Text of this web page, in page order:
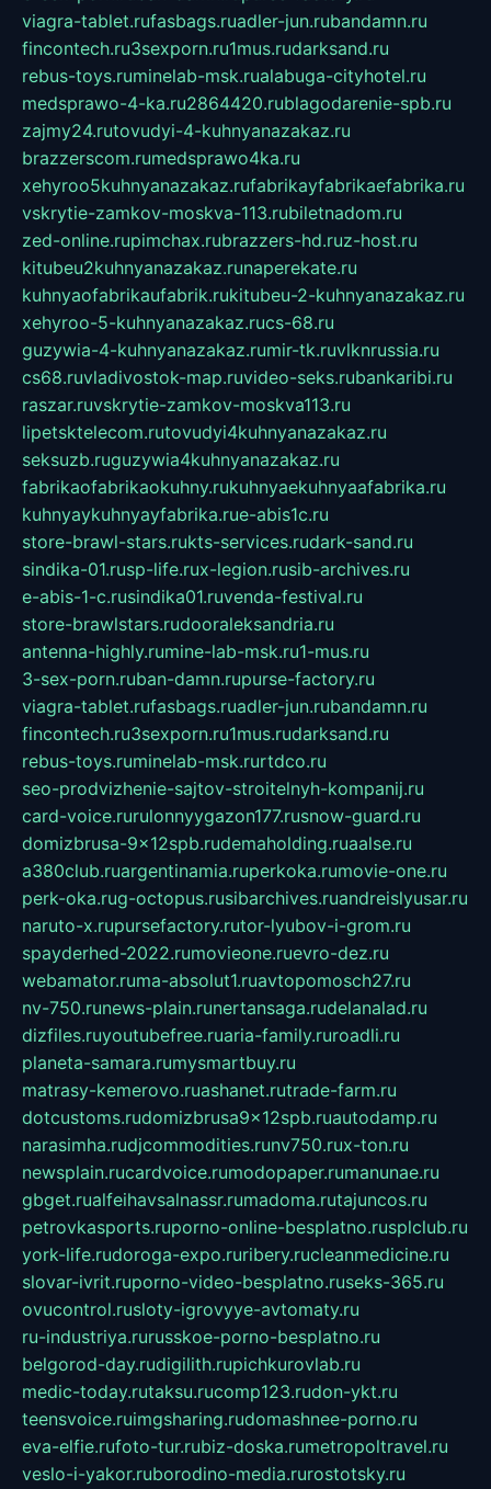
viagra-tablet.rufasbags.ruadler-jun.rubandamn.ru
fincontech.ru3sexporn.ru1mus.rudarksand.ru
rebus-toys.ruminelab-msk.rualabuga-cityhotel.ru
medsprawo-4-ka.ru2864420.rublagodarenie-spb.ru
zajmy24.rutovudyi-4-kuhnyanazakaz.ru
brazzerscom.rumedsprawo4ka.ru
xehyroo5kuhnyanazakaz.rufabrikayfabrikaefabrika.ru
vskrytie-zamkov-moskva-113.rubiletnadom.ru
zed-online.rupimchax.rubrazzers-hd.ruz-host.ru
kitubeu2kuhnyanazakaz.runaperekate.ru
kuhnyaofabrikaufabrik.rukitubeu-2-kuhnyanazakaz.ru
xehyroo-5-kuhnyanazakaz.rucs-68.ru
guzywia-4-kuhnyanazakaz.rumir-tk.ruvlknrussia.ru
cs68.ruvladivostok-map.ruvideo-seks.rubankaribi.ru
raszar.ruvskrytie-zamkov-moskva113.ru
lipetsktelecom.rutovudyi4kuhnyanazakaz.ru
seksuzb.ruguzywia4kuhnyanazakaz.ru
fabrikaofabrikaokuhny.rukuhnyaekuhnyaafabrika.ru
kuhnyaykuhnyayfabrika.rue-abis1c.ru
store-brawl-stars.rukts-services.rudark-sand.ru
sindika-01.rusp-life.rux-legion.rusib-archives.ru
e-abis-1-c.rusindika01.ruvenda-festival.ru
store-brawlstars.rudooraleksandria.ru
antenna-highly.rumine-lab-msk.ru1-mus.ru
3-sex-porn.ruban-damn.rupurse-factory.ru
viagra-tablet.rufasbags.ruadler-jun.rubandamn.ru
fincontech.ru3sexporn.ru1mus.rudarksand.ru
rebus-toys.ruminelab-msk.rurtdco.ru
seo-prodvizhenie-sajtov-stroitelnyh-kompanij.ru
card-voice.rurulonnyygazon177.rusnow-guard.ru
domizbrusa-9x12spb.rudemaholding.ruaalse.ru
a380club.ruargentinamia.ruperkoka.rumovie-one.ru
perk-oka.rug-octopus.rusibarchives.ruandreislyusar.ru
naruto-x.rupursefactory.rutor-lyubov-i-grom.ru
spayderhed-2022.rumovieone.ruevro-dez.ru
webamator.ruma-absolut1.ruavtopomosch27.ru
nv-750.runews-plain.runertansaga.rudelanalad.ru
dizfiles.ruyoutubefree.ruaria-family.ruroadli.ru
planeta-samara.rumysmartbuy.ru
matrasy-kemerovo.ruashanet.rutrade-farm.ru
dotcustoms.rudomizbrusa9x12spb.ruautodamp.ru
narasimha.rudjcommodities.runv750.rux-ton.ru
newsplain.rucardvoice.rumodopaper.rumanunae.ru
gbget.rualfeihavsalnassr.rumadoma.rutajuncos.ru
petrovkasports.ruporno-online-besplatno.rusplclub.ru
york-life.rudoroga-expo.ruribery.rucleanmedicine.ru
slovar-ivrit.ruporno-video-besplatno.ruseks-365.ru
ovucontrol.rusloty-igrovyye-avtomaty.ru
ru-industriya.rurusskoe-porno-besplatno.ru
belgorod-day.rudigilith.rupichkurovlab.ru
medic-today.rutaksu.rucomp123.rudon-ykt.ru
teensvoice.ruimgsharing.rudomashnee-porno.ru
eva-elfie.rufoto-tur.rubiz-doska.rumetropoltravel.ru
veslo-i-yakor.ruborodino-media.rurostotsky.ru